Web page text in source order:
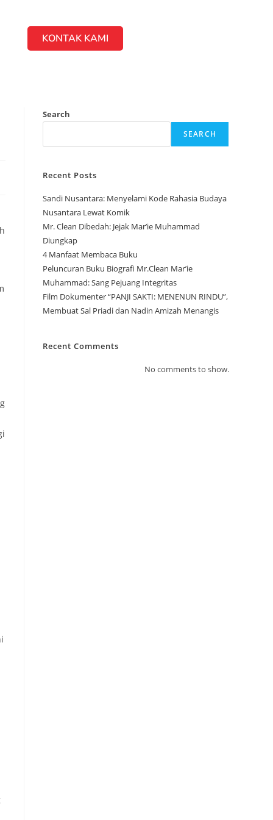
KONTAK KAMI
Search
SEARCH
Recent Posts
Sandi Nusantara: Menyelami Kode Rahasia Budaya
Nusantara Lewat Komik
Mr. Clean Dibedah: Jejak Mar’ie Muhammad
Diungkap
4 Manfaat Membaca Buku
Peluncuran Buku Biografi Mr.Clean Mar’ie
Muhammad: Sang Pejuang Integritas
Film Dokumenter “PANJI SAKTI: MENENUN RINDU”,
Membuat Sal Priadi dan Nadin Amizah Menangis
Recent Comments
No comments to show.